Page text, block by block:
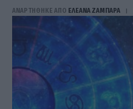
ΑΝΑΡΤΗΘΗΚΕ ΑΠΟ ΕΛΕΑΝΑ ΖΑΜΠΑΡΑ